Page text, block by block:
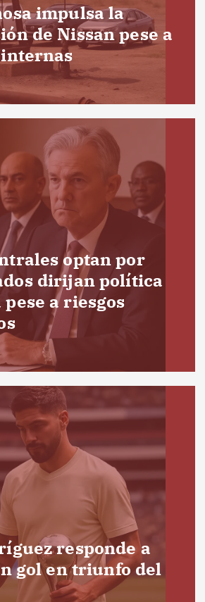
impulsa la
de Nissan pese a
optan por
dirijan política
a riesgos
responde a
gol en triunfo del